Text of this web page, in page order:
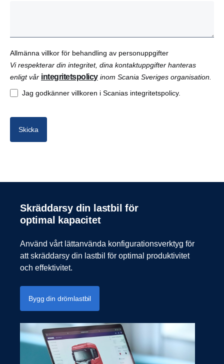
Allmänna villkor för behandling av personuppgifter
Vi respekterar din integritet, dina kontaktuppgifter hanteras
enligt vår integritetspolicyinom Scania Sveriges organisation.
Jag godkänner villkoren i Scanias integritetspolicy.
Skicka
Skräddarsy din lastbil för
optimal kapacitet
Använd vårt lättanvända konfigurationsverktyg för
att skräddarsy din lastbil för optimal produktivitet
och effektivitet.
Bygg din drömlastbil